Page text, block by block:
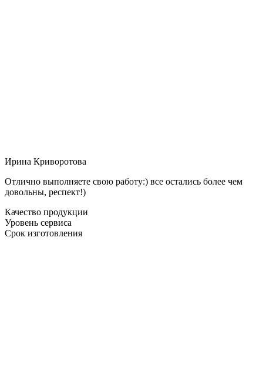
Ирина Криворотова
Отлично выполняете свою работу:) все остались более чем
довольны, респект!)
Качество продукции
Уровень сервиса
Срок изготовления